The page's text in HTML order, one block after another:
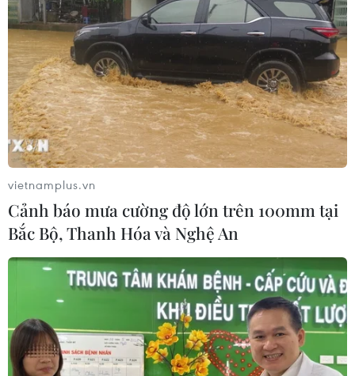
TIN CÙNG CHUYÊN MỤC
Đến năm 2030, Việt Nam làm chủ ít
vietnamplus.vn
Cảnh báo mưa cường độ lớn trên 100mm tại
Bắc Bộ, Thanh Hóa và Nghệ An